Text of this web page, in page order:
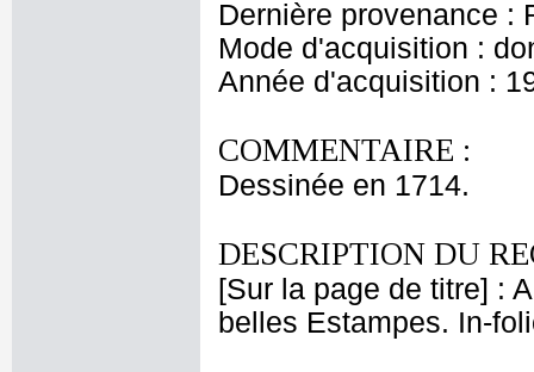
Dernière provenance :
Mode d'acquisition :
Année d'acquisition :
COMMENTAIRE :
Dessinée en 1714.
DESCRIPTION DU
[Sur la page de titre] :
belles Estampes. In-